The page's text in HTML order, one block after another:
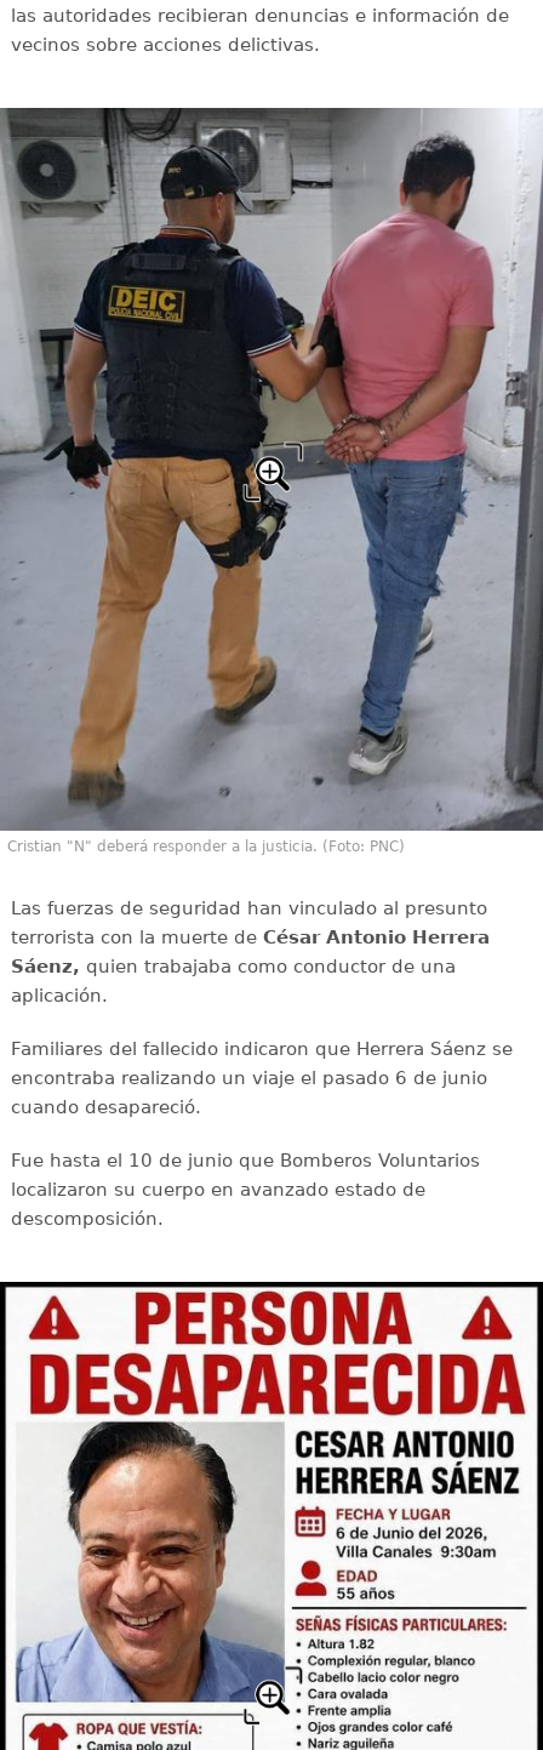
las autoridades recibieran denuncias e información de
vecinos sobre acciones delictivas.
Cristian "N" deberá responder a la justicia. (Foto: PNC)
Las fuerzas de seguridad han vinculado al presunto
terrorista con la muerte de César Antonio Herrera
Sáenz, quien trabajaba como conductor de una
aplicación.
Familiares del fallecido indicaron que Herrera Sáenz se
encontraba realizando un viaje el pasado 6 de junio
cuando desapareció.
Fue hasta el 10 de junio que Bomberos Voluntarios
localizaron su cuerpo en avanzado estado de
descomposición.